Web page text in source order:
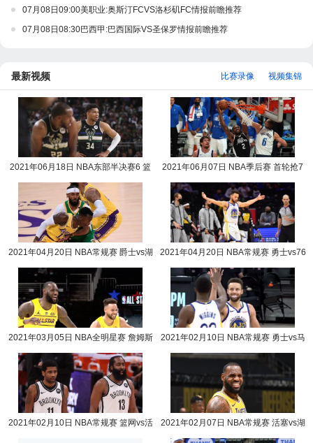
07月08日09:00美职业:奥斯汀FCVS洛杉矶FC情报前瞻推荐
07月08日08:30巴西甲:巴西国际VS圣保罗情报前瞻推荐
最新视频 视频集锦
比赛录像
2021年06月18日 NBA东部半决赛6 篮
2021年06月07日 NBA季后赛 首轮抢7
2021年04月20日 NBA常规赛 爵士vs湖
2021年04月20日 NBA常规赛 勇士vs76
2021年03月05日 NBA全明星赛 詹姆斯
2021年02月10日 NBA常规赛 勇士vs马
2021年02月10日 NBA常规赛 篮网vs活
2021年02月07日 NBA常规赛 活塞vs湖